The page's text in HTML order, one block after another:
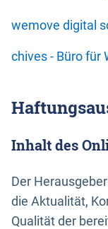
wemove digital
chives - Büro für
Inhalt des
Der
die Aktualität,
Qualität der